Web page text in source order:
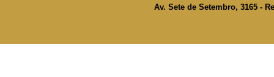
Av. Sete de Setembro, 3165 -